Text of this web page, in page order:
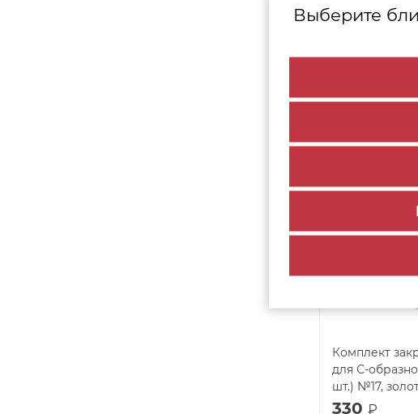
Выберите
Комплект
для С-
шт.) №17,
арт. 49081
330 ₽